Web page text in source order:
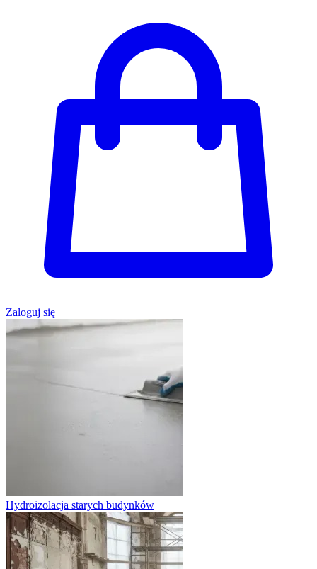
Zaloguj się
Hydroizolacja starych budynków